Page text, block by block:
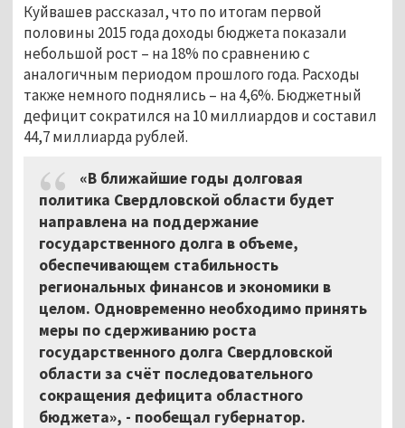
Куйвашев рассказал, что по итогам первой
половины 2015 года доходы бюджета показали
небольшой рост – на 18% по сравнению с
аналогичным периодом прошлого года. Расходы
также немного поднялись – на 4,6%. Бюджетный
дефицит сократился на 10 миллиардов и составил
44,7 миллиарда рублей.
«В ближайшие годы долговая
политика Свердловской области будет
направлена на поддержание
государственного долга в объеме,
обеспечивающем стабильность
региональных финансов и экономики в
целом. Одновременно необходимо принять
меры по сдерживанию роста
государственного долга Свердловской
области за счёт последовательного
сокращения дефицита областного
бюджета», - пообещал губернатор.